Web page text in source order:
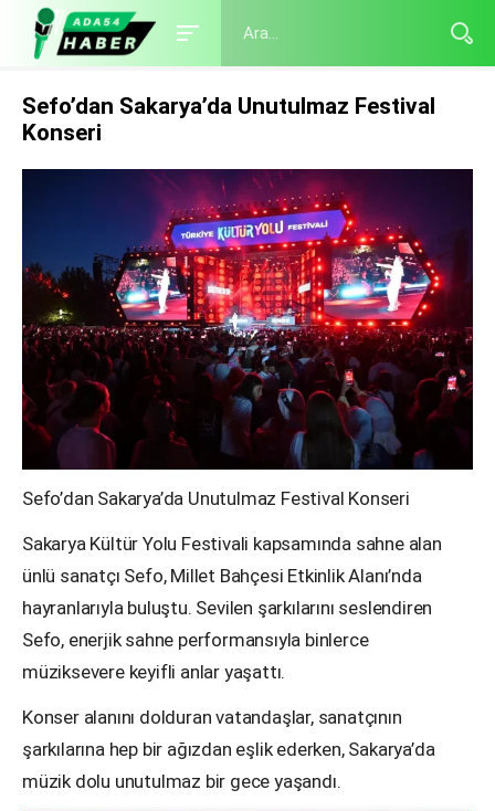
Sefo’dan Sakarya’da Unutulmaz Festival
Konseri
Sefo’dan Sakarya’da Unutulmaz Festival Konseri
Sakarya Kültür Yolu Festivali kapsamında sahne alan
ünlü sanatçı Sefo, Millet Bahçesi Etkinlik Alanı’nda
hayranlarıyla buluştu. Sevilen şarkılarını seslendiren
Sefo, enerjik sahne performansıyla binlerce
müziksevere keyifli anlar yaşattı.
Konser alanını dolduran vatandaşlar, sanatçının
şarkılarına hep bir ağızdan eşlik ederken, Sakarya’da
müzik dolu unutulmaz bir gece yaşandı.